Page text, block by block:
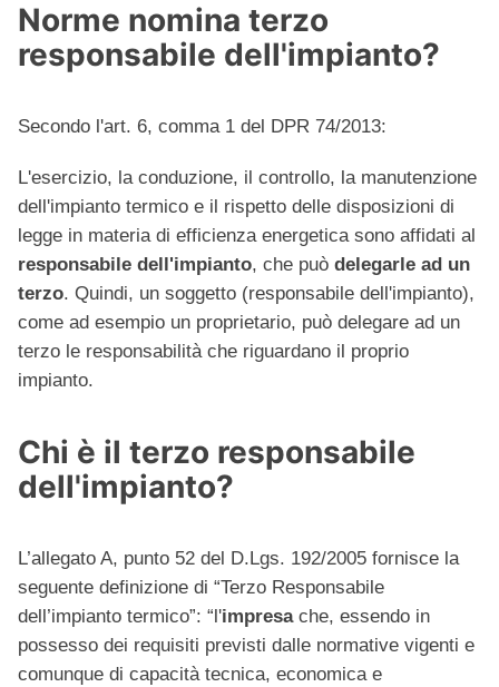
Norme nomina terzo
responsabile dell'impianto?
Secondo l'art. 6, comma 1 del DPR 74/2013:
L'esercizio, la conduzione, il controllo, la manutenzione
dell'impianto termico e il rispetto delle disposizioni di
legge in materia di efficienza energetica sono affidati al
responsabile dell'impianto, che può delegarle ad un
terzo. Quindi, un soggetto (responsabile dell'impianto),
come ad esempio un proprietario, può delegare ad un
terzo le responsabilità che riguardano il proprio
impianto.
Chi è il terzo responsabile
dell'impianto?
L’allegato A, punto 52 del D.Lgs. 192/2005 fornisce la
seguente definizione di “Terzo Responsabile
dell’impianto termico”: “l'impresache, essendo in
possesso dei requisiti previsti dalle normative vigenti e
comunque di capacità tecnica, economica e